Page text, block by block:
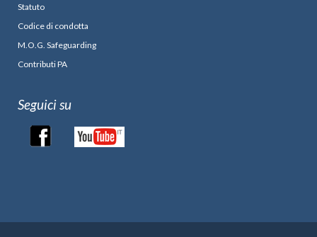
Statuto
Codice di condotta
M.O.G. Safeguarding
Contributi PA
Seguici su